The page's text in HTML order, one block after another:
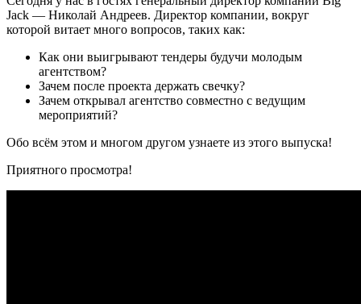
Jack — Николай Андреев. Директор компании, вокруг
которой витает много вопросов, таких как:
Как они выигрывают тендеры будучи молодым
агентством?
Зачем после проекта держать свечку?
Зачем открывал агентство совместно с ведущим
мероприятий?
Обо всём этом и многом другом узнаете из этого выпуска!
Приятного просмотра!